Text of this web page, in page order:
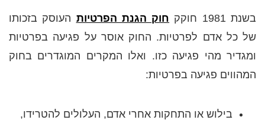
בשנת 1981 חוקק חוק הגנת הפרטיות העוסק בזכותו
של כל אדם לפרטיות. החוק אוסר על פגיעה בפרטיות
ומגדיר מהי פגיעה כזו. ואלו המקרים המוגדרים בחוק
המהווים פגיעה בפרטיות:
בילוש או התחקות אחרי אדם, העלולים להטרידו,